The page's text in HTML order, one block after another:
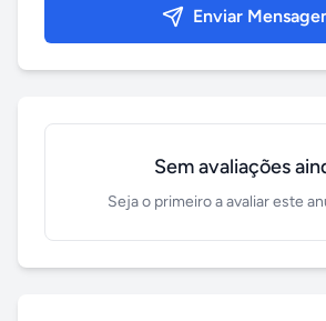
Enviar
Sem avaliações
Seja o primeiro a avaliar este